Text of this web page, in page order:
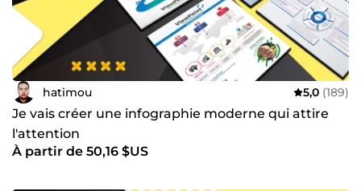
hatimou 5,0 (189)
Je vais créer une infographie moderne qui attire
l'attention
À partir de 50,16 $US